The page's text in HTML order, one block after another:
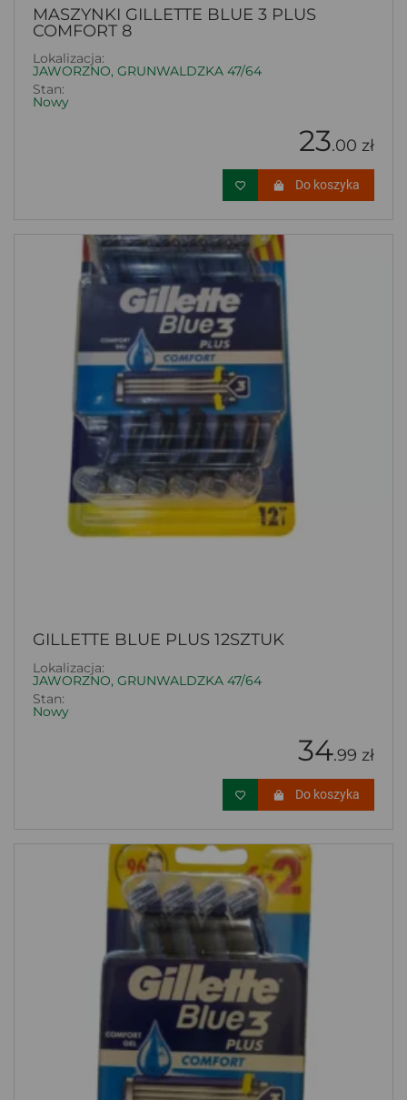
MASZYNKI GILLETTE BLUE 3 PLUS
COMFORT 8
Lokalizacja:
JAWORZNO, GRUNWALDZKA 47/64
Stan:
Nowy
23.00 zł
Do koszyka
GILLETTE BLUE PLUS 12SZTUK
Lokalizacja:
JAWORZNO, GRUNWALDZKA 47/64
Stan:
Nowy
34.99 zł
Do koszyka